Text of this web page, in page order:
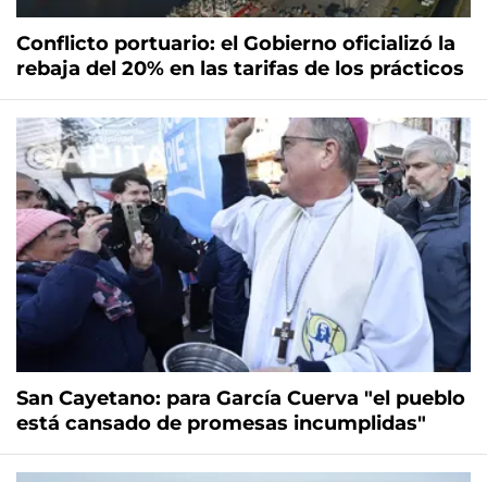
Conflicto portuario: el Gobierno oficializó la
rebaja del 20% en las tarifas de los prácticos
San Cayetano: para García Cuerva "el pueblo
está cansado de promesas incumplidas"